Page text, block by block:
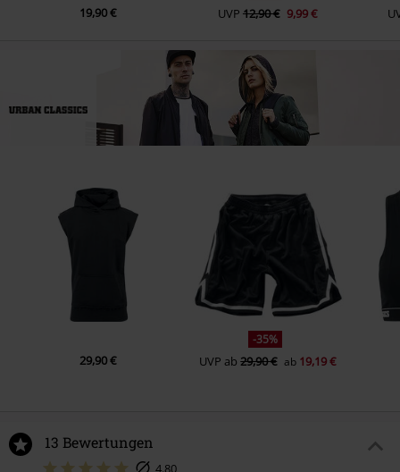
19,90 € UVP 12,90 € 9,99 €
29,90 €
-35%
UVP ab29,90 € ab 19,19 €
13 Bewertungen
4.80